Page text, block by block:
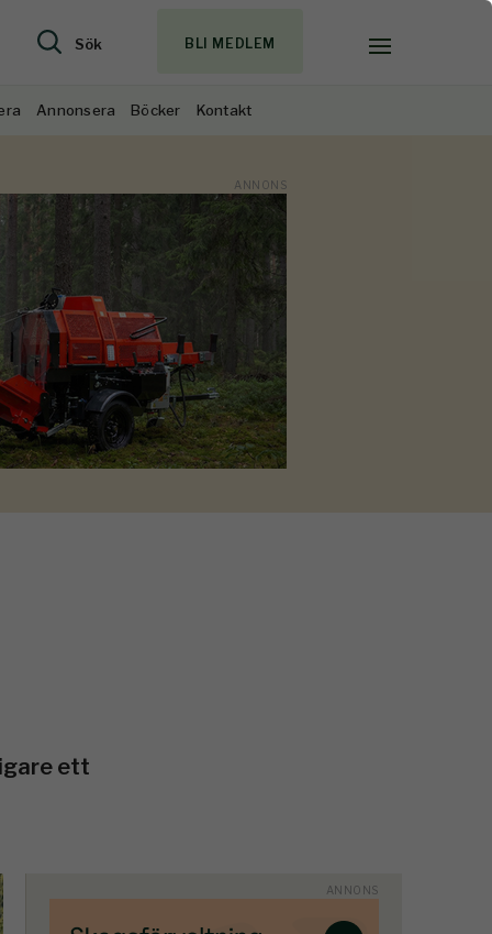
Sök BLI MEDLEM
Annonsera Böcker Kontakt
ett